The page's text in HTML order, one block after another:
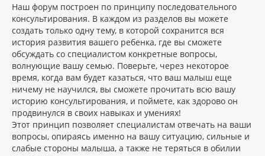
Наш форум построен по принципу последовательного
консультирования. В каждом из разделов вы можете
создать только одну тему, в которой сохранится вся
история развития вашего ребенка, где вы сможете
обсуждать со специалистом конкретные вопросы,
волнующие вашу семью. Поверьте, через некоторое
время, когда вам будет казаться, что ваш малыш еще
ничему не научился, вы сможете прочитать всю вашу
историю консультирования, и поймете, как здорово он
продвинулся в своих навыках и умениях!
Этот принцип позволяет специалистам отвечать на ваши
вопросы, опираясь именно на вашу ситуацию, сильные и
слабые стороны малыша, а также не теряться в обилии